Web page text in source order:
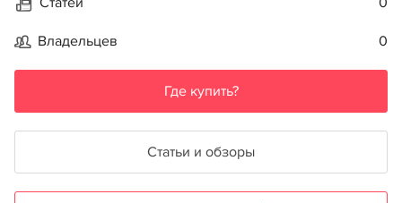
Владельцев 0
Где купить?
Статьи и обзоры